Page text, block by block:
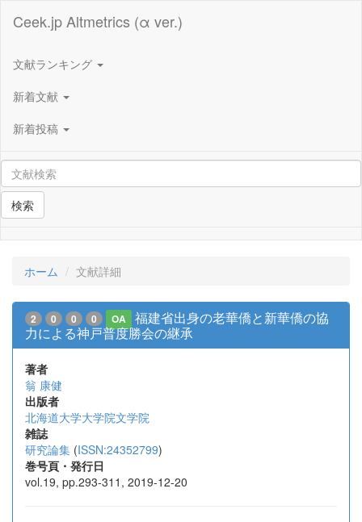
Ceek.jp Altmetrics (α ver.)
文献ランキング
新着文献
新着投稿
検索
ホーム 文献詳細
2 0 0 0 OA
福建省出身の老華僑と新華僑の協
力による神戸普度勝会の継承
著者
翁 康健
出版者
北海道大学大学院文学院
雑誌
研究論集 (ISSN:24352799)
巻号頁・発行日
vol.19, pp.293-311, 2019-12-20